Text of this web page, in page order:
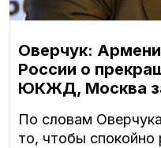
Оверчук:
России о
ЮКЖД, Москва
По словам
то, чтобы